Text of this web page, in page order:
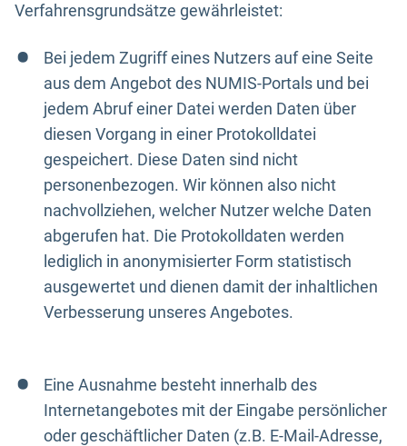
Verfahrensgrundsätze gewährleistet:
Bei jedem Zugriff eines Nutzers auf eine Seite
aus dem Angebot des NUMIS-Portals und bei
jedem Abruf einer Datei werden Daten über
diesen Vorgang in einer Protokolldatei
gespeichert. Diese Daten sind nicht
personenbezogen. Wir können also nicht
nachvollziehen, welcher Nutzer welche Daten
abgerufen hat. Die Protokolldaten werden
lediglich in anonymisierter Form statistisch
ausgewertet und dienen damit der inhaltlichen
Verbesserung unseres Angebotes.
Eine Ausnahme besteht innerhalb des
Internetangebotes mit der Eingabe persönlicher
oder geschäftlicher Daten (z.B. E-Mail-Adresse,